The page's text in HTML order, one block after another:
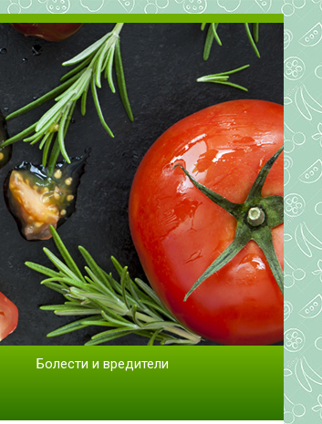
Болести и вредители